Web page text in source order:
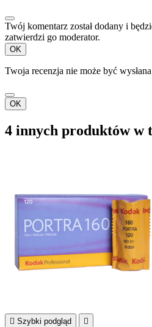
Twój komentarz został dodany i
zatwierdzi go moderator.
OK
Twoja recenzja nie może być wysłana
OK
4 innych produktów w
 Szybki podgląd 